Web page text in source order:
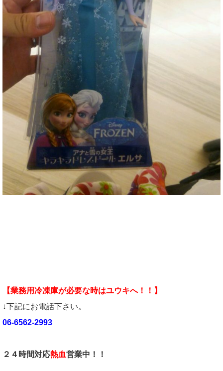
【業務用冷凍庫が必要な時はユウキへ！！】
↓下記にお電話下さい。
06-6562-2993
２４時間対応熱血営業中！！